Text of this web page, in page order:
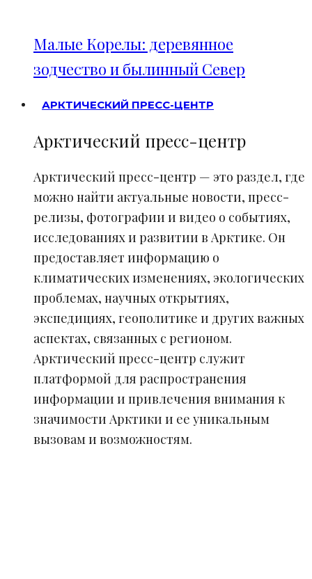
Малые Корелы: деревянное
зодчество и былинный Север
АРКТИЧЕСКИЙ ПРЕСС-ЦЕНТР
Арктический пресс-центр
Арктический пресс-центр — это раздел, где
можно найти актуальные новости, пресс-
релизы, фотографии и видео о событиях,
исследованиях и развитии в Арктике. Он
предоставляет информацию о
климатических изменениях, экологических
проблемах, научных открытиях,
экспедициях, геополитике и других важных
аспектах, связанных с регионом.
Арктический пресс-центр служит
платформой для распространения
информации и привлечения внимания к
значимости Арктики и ее уникальным
вызовам и возможностям.